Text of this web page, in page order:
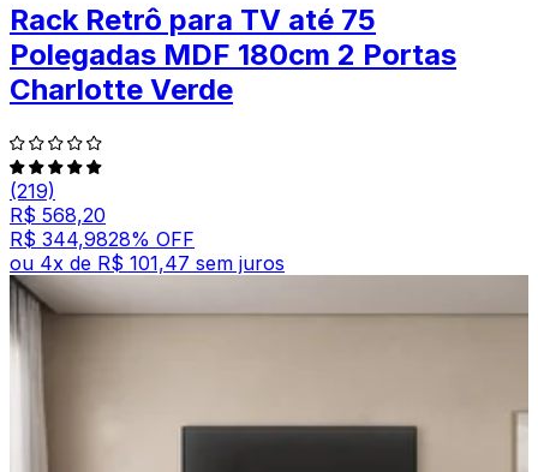
Rack Retrô para TV até 75
Polegadas MDF 180cm 2 Portas
Charlotte Verde
(219)
R$ 568,20
R$ 344,9828% OFF
ou 4x de R$ 101,47 sem juros